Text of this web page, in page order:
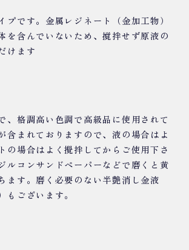
プです。金属レジネート（金加工物）
を含んでいないため、撹拌せず原液の
けます
、格調高い色調で高級品に使用されて
含まれておりますので、液の場合はよ
の場合はよく攪拌してからご使用下さ
ルコンサンドペーパーなどで磨くと黄
ます。磨く必要のない半艶消し金液
もございます。